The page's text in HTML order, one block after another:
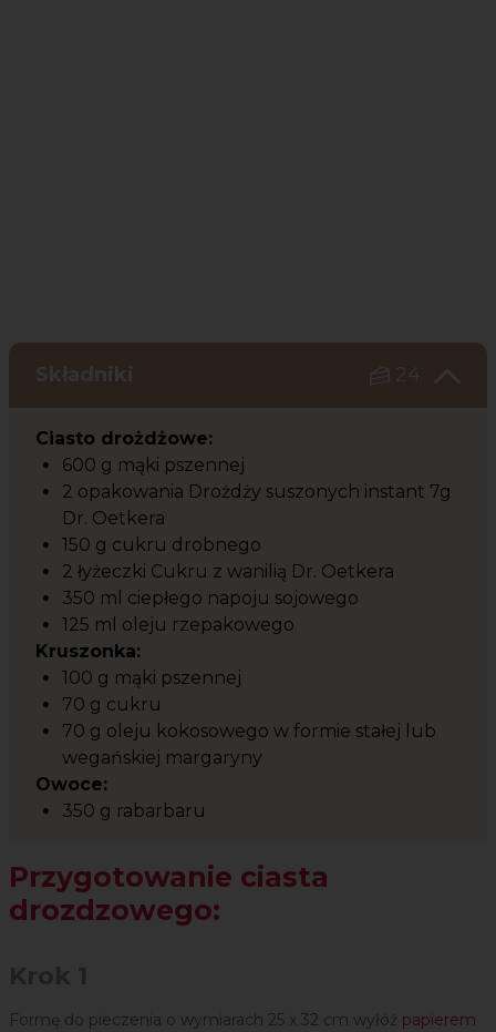
Składniki 24
Ciasto drożdżowe:
600 g mąki pszennej
2 opakowania Drożdży suszonych instant 7g
Dr. Oetkera
150 g cukru drobnego
2 łyżeczki Cukru z wanilią Dr. Oetkera
350 ml ciepłego napoju sojowego
125 ml oleju rzepakowego
Kruszonka:
100 g mąki pszennej
70 g cukru
70 g oleju kokosowego w formie stałej lub
wegańskiej margaryny
Owoce:
350 g rabarbaru
Przygotowanie ciasta
drozdzowego:
Formę do pieczenia o wymiarach 25 x 32 cm wyłóż papierem